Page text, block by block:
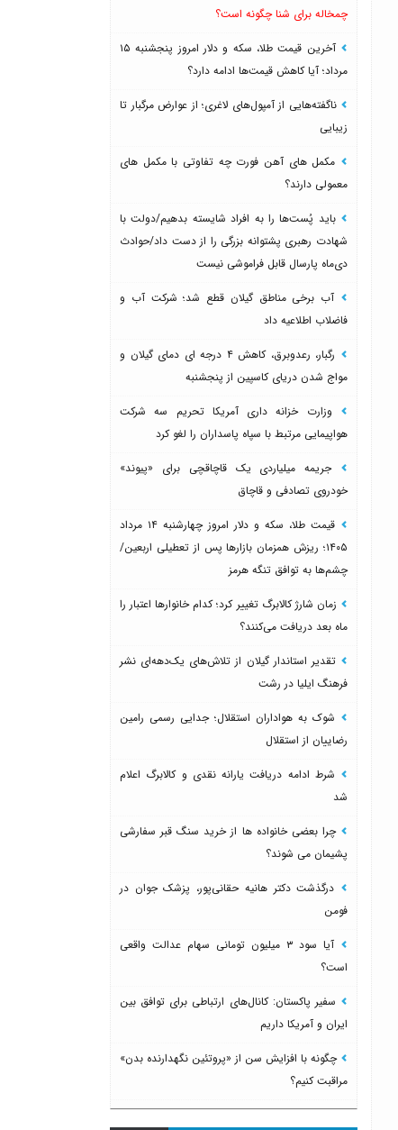
چمخاله برای شنا چگونه است؟
آخرین قیمت طلا، سکه و دلار امروز پنجشنبه ۱۵
مرداد؛ آیا کاهش قیمت‌ها ادامه دارد؟
ناگفته‌هایی از آمپول‌های لاغری؛ از عوارض مرگبار تا
زیبایی
مکمل های آهن فورت چه تفاوتی با مکمل های
معمولی دارند؟
باید پُست‌ها را به افراد شایسته بدهیم/دولت با
شهادت رهبری پشتوانه بزرگی را از دست داد/حوادث
دی‌ماه پارسال قابل فراموشی نیست
آب برخی مناطق گیلان قطع شد؛ شرکت آب و
فاضلاب اطلاعیه داد
رگبار، رعدوبرق، کاهش ۴ درجه ای دمای گیلان و
مواج شدن دریای کاسپین از پنجشنبه
وزارت خزانه داری آمریکا تحریم سه شرکت
هواپیمایی مرتبط با سپاه پاسداران را لغو کرد
جریمه میلیاردی یک قاچاقچی برای «پیوند»
خودروی تصادفی و قاچاق
قیمت طلا، سکه و دلار امروز چهارشنبه ۱۴ مرداد
۱۴۰۵؛ ریزش همزمان بازارها پس از تعطیلی اربعین/
چشم‌ها به توافق تنگه هرمز
زمان شارژ کالابرگ تغییر کرد؛ کدام خانوارها اعتبار را
ماه بعد دریافت می‌کنند؟
تقدیر استاندار گیلان از تلاش‌های یک‌دهه‌ای نشر
فرهنگ ایلیا در رشت
شوک به هواداران استقلال؛ جدایی رسمی رامین
رضاییان از استقلال
شرط ادامه دریافت یارانه نقدی و کالابرگ اعلام
شد
چرا بعضی خانواده ها از خرید سنگ قبر سفارشی
پشیمان می شوند؟
درگذشت دکتر هانیه حقانی‌پور، پزشک جوان در
فومن
آیا سود ۳ میلیون تومانی سهام عدالت واقعی
است؟
سفیر پاکستان: کانال‌های ارتباطی برای توافق بین
ایران و آمریکا داریم
چگونه با افزایش سن از «پروتئین نگهدارنده بدن»
مراقبت کنیم؟